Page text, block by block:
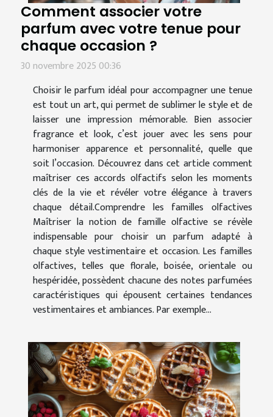
Comment associer votre
parfum avec votre tenue pour
chaque occasion ?
30 novembre 2025 00:36
Choisir le parfum idéal pour accompagner une tenue
est tout un art, qui permet de sublimer le style et de
laisser une impression mémorable. Bien associer
fragrance et look, c’est jouer avec les sens pour
harmoniser apparence et personnalité, quelle que
soit l’occasion. Découvrez dans cet article comment
maîtriser ces accords olfactifs selon les moments
clés de la vie et révéler votre élégance à travers
chaque détail.Comprendre les familles olfactives
Maîtriser la notion de famille olfactive se révèle
indispensable pour choisir un parfum adapté à
chaque style vestimentaire et occasion. Les familles
olfactives, telles que florale, boisée, orientale ou
hespéridée, possèdent chacune des notes parfumées
caractéristiques qui épousent certaines tendances
vestimentaires et ambiances. Par exemple...